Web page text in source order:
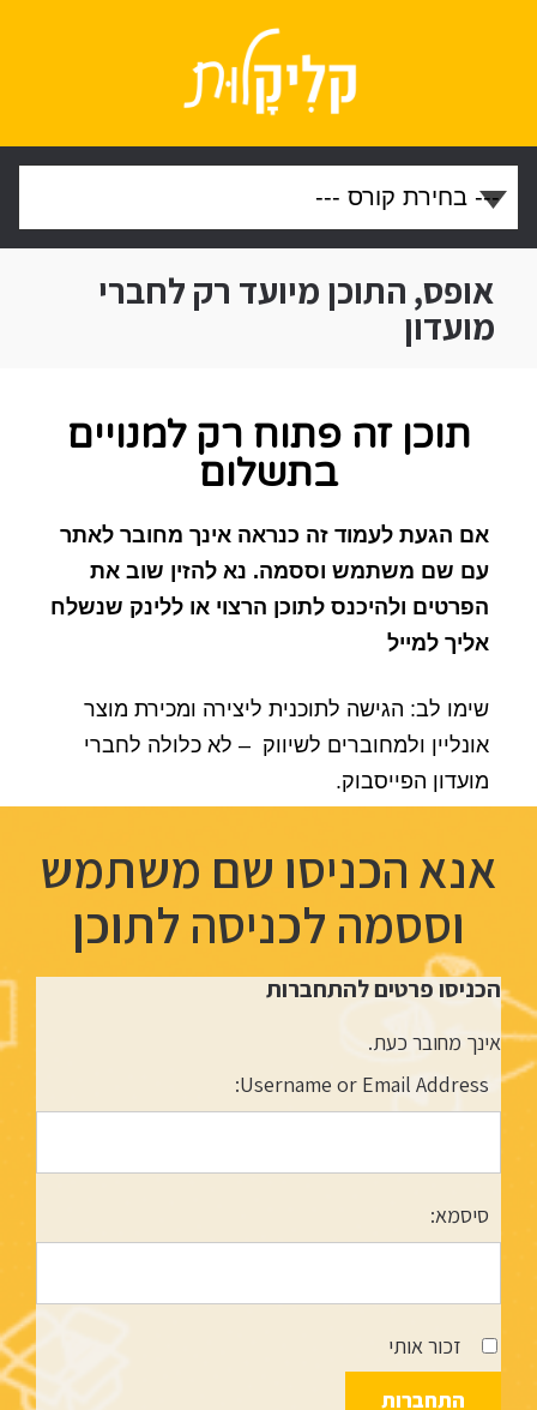
אופס, התוכן מיועד רק לחברי
מועדון
תוכן זה פתוח רק למנויים
בתשלום
אם הגעת לעמוד זה כנראה אינך מחובר לאתר
עם שם משתמש וססמה. נא להזין שוב את
הפרטים ולהיכנס לתוכן הרצוי או ללינק שנשלח
אליך למייל
שימו לב: הגישה לתוכנית ליצירה ומכירת מוצר
אונליין ולמחוברים לשיווק – לא כלולה לחברי
מועדון הפייסבוק.
אנא הכניסו שם משתמש
וססמה לכניסה לתוכן
הכניסו פרטים להתחברות
אינך מחובר כעת.
Username or Email Address:
סיסמא:
זכור אותי